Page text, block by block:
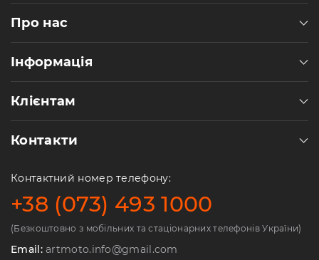
Про нас
Інформація
Клієнтам
Контакти
Контактний номер телефону:
+38 (073) 493 1000
(Безкоштовно з мобільних та стаціонарних телефонів України)
Email:artmoto.info@gmail.com